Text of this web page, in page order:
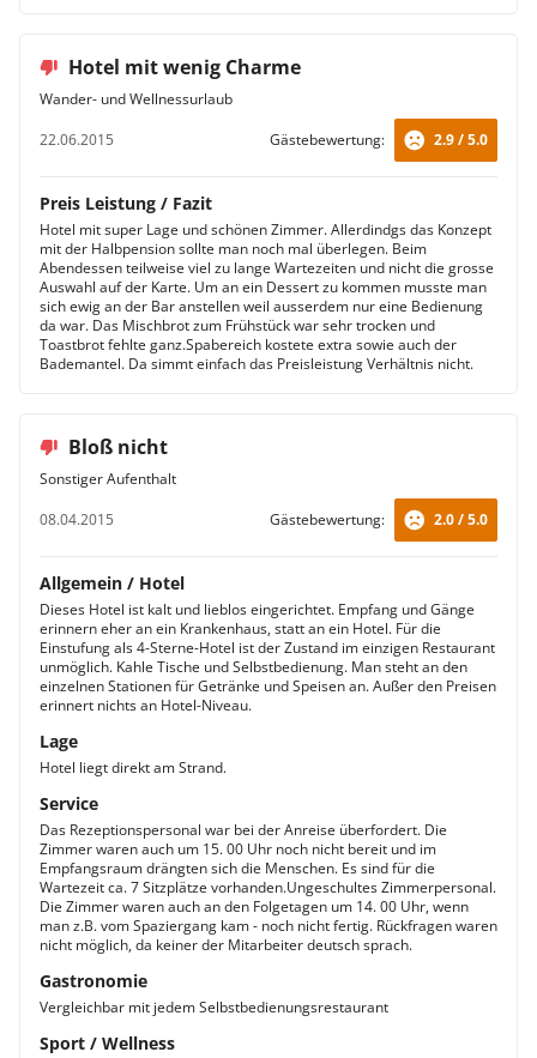
Hotel mit wenig Charme
Wander- und Wellnessurlaub
22.06.2015
Gästebewertung: 2.9 / 5.0
Preis Leistung / Fazit
Hotel mit super Lage und schönen Zimmer. Allerdindgs das Konzept
mit der Halbpension sollte man noch mal überlegen. Beim
Abendessen teilweise viel zu lange Wartezeiten und nicht die grosse
Auswahl auf der Karte. Um an ein Dessert zu kommen musste man
sich ewig an der Bar anstellen weil ausserdem nur eine Bedienung
da war. Das Mischbrot zum Frühstück war sehr trocken und
Toastbrot fehlte ganz.Spabereich kostete extra sowie auch der
Bademantel. Da simmt einfach das Preisleistung Verhältnis nicht.
Bloß nicht
Sonstiger Aufenthalt
08.04.2015
Gästebewertung: 2.0 / 5.0
Allgemein / Hotel
Dieses Hotel ist kalt und lieblos eingerichtet. Empfang und Gänge
erinnern eher an ein Krankenhaus, statt an ein Hotel. Für die
Einstufung als 4-Sterne-Hotel ist der Zustand im einzigen Restaurant
unmöglich. Kahle Tische und Selbstbedienung. Man steht an den
einzelnen Stationen für Getränke und Speisen an. Außer den Preisen
erinnert nichts an Hotel-Niveau.
Lage
Hotel liegt direkt am Strand.
Service
Das Rezeptionspersonal war bei der Anreise überfordert. Die
Zimmer waren auch um 15. 00 Uhr noch nicht bereit und im
Empfangsraum drängten sich die Menschen. Es sind für die
Wartezeit ca. 7 Sitzplätze vorhanden.Ungeschultes Zimmerpersonal.
Die Zimmer waren auch an den Folgetagen um 14. 00 Uhr, wenn
man z.B. vom Spaziergang kam - noch nicht fertig. Rückfragen waren
nicht möglich, da keiner der Mitarbeiter deutsch sprach.
Gastronomie
Vergleichbar mit jedem Selbstbedienungsrestaurant
Sport / Wellness